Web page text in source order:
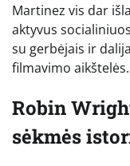
Martinez vis dar
aktyvus
su gerbėjais ir
filmavimo aikštelės.
Robin
sėkmės